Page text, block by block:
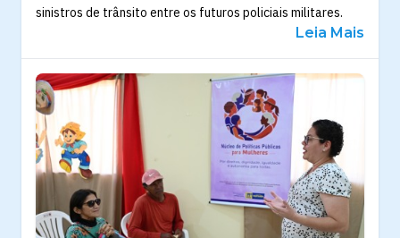
sinistros de trânsito entre os futuros policiais militares.
Leia Mais